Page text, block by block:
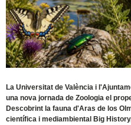
La Universitat de València i
una nova jornada de Zoologia el
Descobrint la fauna d'Aras de los
científica i mediambiental Big